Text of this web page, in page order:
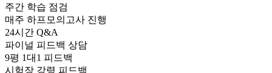
주간 학습 점검
매주 하프모의고사 진행
24시간 Q&A
파이널 피드백 상담
9평 1대1 피드백
시험장 강령 피드백